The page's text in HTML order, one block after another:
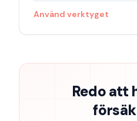
Använd verktyget
Redo att